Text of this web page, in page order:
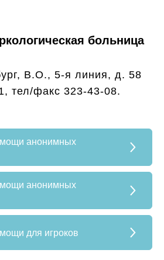
больница
В.О., 5-я линия, д. 58
тел/факс 323-43-08.
анонимных
анонимных
для игроков